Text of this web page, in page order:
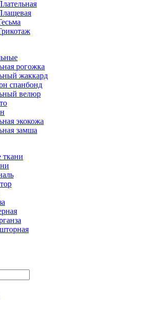
рогожка
жаккард
спанбонд
велюр
экокожа
замша
ткани